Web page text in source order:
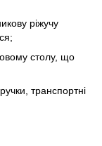
ріжучу
столу, що
транспортні